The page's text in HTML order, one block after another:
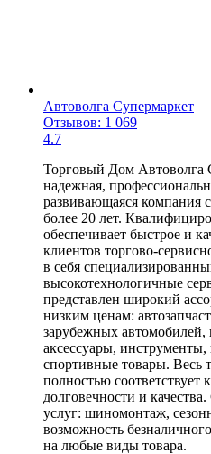
Автоволга Супермаркет
Отзывов: 1 069
4.7
Торговый Дом
надежная,
развивающаяся компания
более 20 лет.
обеспечивает быстрое и
клиентов торгово-
в себя
высокотехнологичные
представлен широкий
низким ценам:
зарубежных автомобилей,
аксессуары,
спортивные товары. Весь
полностью соответствует
долговечности и
услуг: шиномонтаж,
возможность
на любые виды товара.